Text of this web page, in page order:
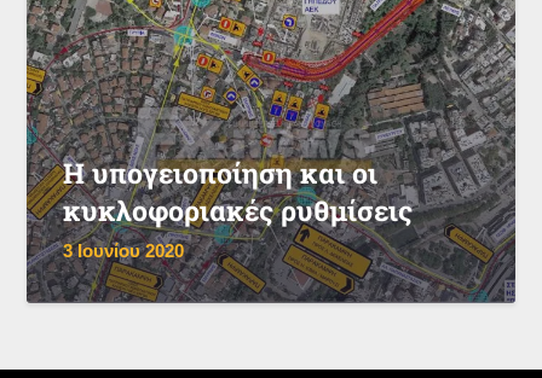
Η υπογειοποίηση και οι
κυκλοφοριακές ρυθμίσεις
3 Ιουνίου 2020